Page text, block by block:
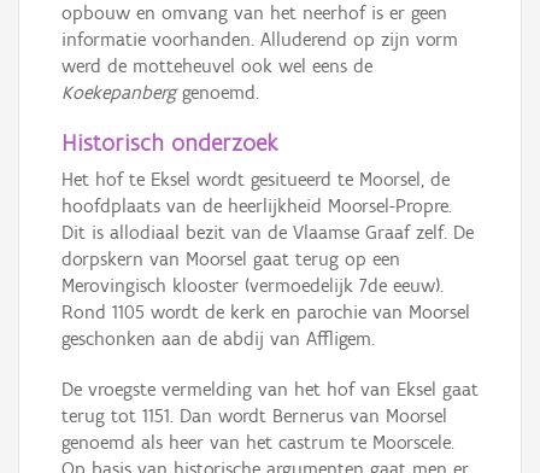
opbouw en omvang van het neerhof is er geen
informatie voorhanden. Alluderend op zijn vorm
werd de motteheuvel ook wel eens de
Koekepanberggenoemd.
Historisch onderzoek
Het hof te Eksel wordt gesitueerd te Moorsel, de
hoofdplaats van de heerlijkheid Moorsel-Propre.
Dit is allodiaal bezit van de Vlaamse Graaf zelf. De
dorpskern van Moorsel gaat terug op een
Merovingisch klooster (vermoedelijk 7de eeuw).
Rond 1105 wordt de kerk en parochie van Moorsel
geschonken aan de abdij van Affligem.
De vroegste vermelding van het hof van Eksel gaat
terug tot 1151. Dan wordt Bernerus van Moorsel
genoemd als heer van het castrum te Moorscele.